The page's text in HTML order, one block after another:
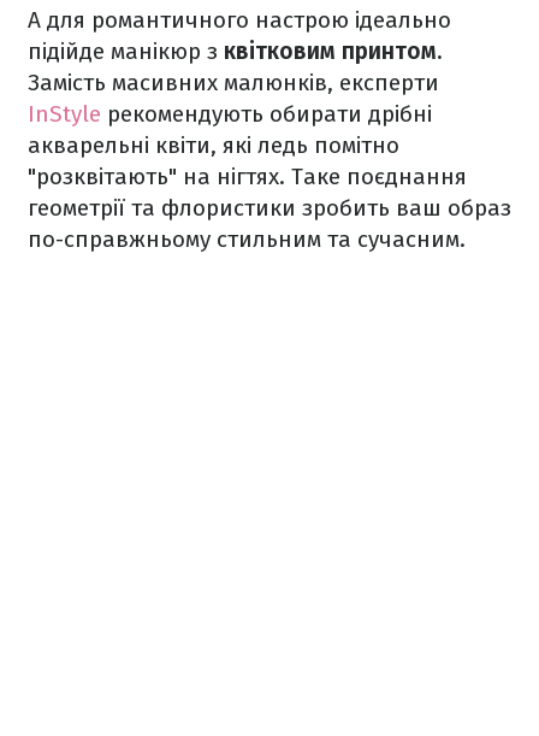
А для романтичного настрою ідеально
підійде манікюр з квітковим принтом.
Замість масивних малюнків, експерти
InStyle рекомендують обирати дрібні
акварельні квіти, які ледь помітно
"розквітають" на нігтях. Таке поєднання
геометрії та флористики зробить ваш образ
по-справжньому стильним та сучасним.